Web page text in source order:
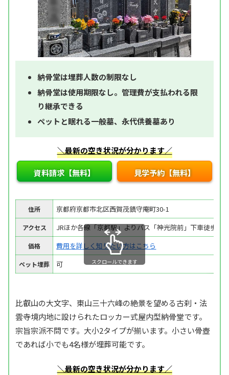
納骨堂は埋葬人数の制限なし
納骨堂は使用期限なし。管理費が支払われる限
り継承できる
ペットと眠れる一般墓、永代供養墓あり
＼最新の空き状況が分かります／
資料請求【無料】 見学予約【無料】
住所 京都府京都市北区西賀茂鎮守庵町30-1
アクセス JRほか各線「京都駅」よりバス「神光院前」下車徒歩6分
価格 費用を詳しく知りたい方はこちら
ペット埋葬 可 スクロールできます
比叡山の大文字、東山三十六峰の絶景を望める古刹・法
雲寺境内地に設けられたロッカー式屋内型納骨堂です。
宗旨宗派不問です。大小2タイプが揃います。小さい骨壺
であれば小でも4名様が埋葬可能です。
＼最新の空き状況が分かります／